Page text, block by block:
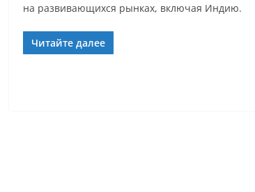
на развивающихся рынках, включая Индию.
Читайте далее